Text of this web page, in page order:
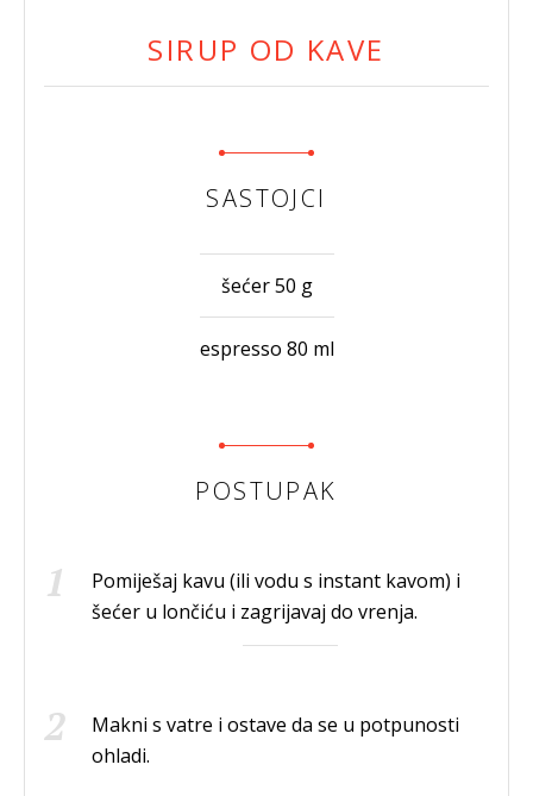
SIRUP OD KAVE
SASTOJCI
šećer 50 g
espresso 80 ml
POSTUPAK
Pomiješaj kavu (ili vodu s instant kavom) i
šećer u lončiću i zagrijavaj do vrenja.
Makni s vatre i ostave da se u potpunosti
ohladi.